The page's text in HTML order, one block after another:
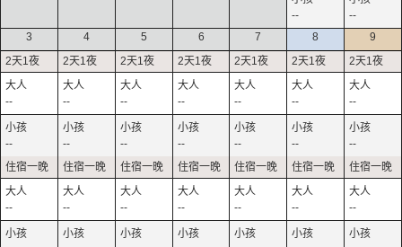
--
--
3
--
--
--
4
--
--
--
5
--
--
--
6
--
--
--
7
--
--
--
8
--
--
--
9
--
--
--